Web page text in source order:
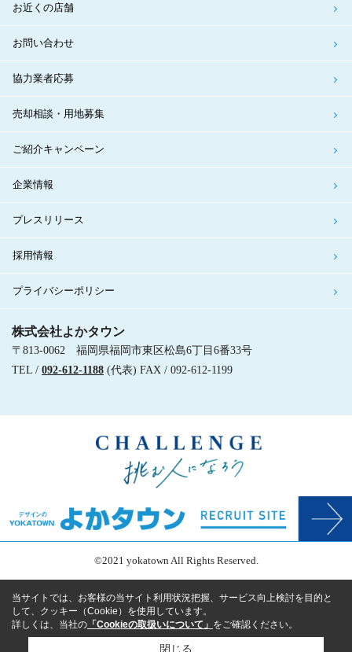
お近くの店舗
お問い合わせ
協力業者応募
売却相談・用地募集
ご紹介キャンペーン
企業情報
プレスリリース
採用情報
プライバシーポリシー
株式会社よかタウン
〒813-0062 福岡県福岡市東区松島6丁目6番33号
TEL / 092-612-1188 (代表) FAX / 092-612-1199
©2021 yokatown All Rights Reserved.
当サイトでは、お客様の当サイト利用状況把握、サービス向上検討を目的と
して、クッキー（Cookie）を使用しています。
詳しくは、当社の 「Cookieの取扱いについて」 をご確認ください。
閉じる